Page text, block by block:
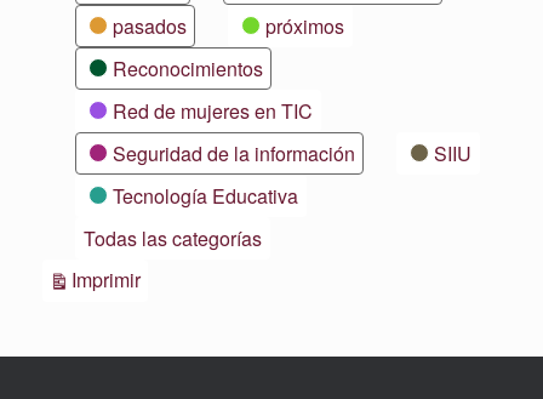
pasados
próximos
Reconocimientos
Red de mujeres en TIC
Seguridad de la información
SIIU
Tecnología Educativa
Todas las categorías
ImprimirVistas